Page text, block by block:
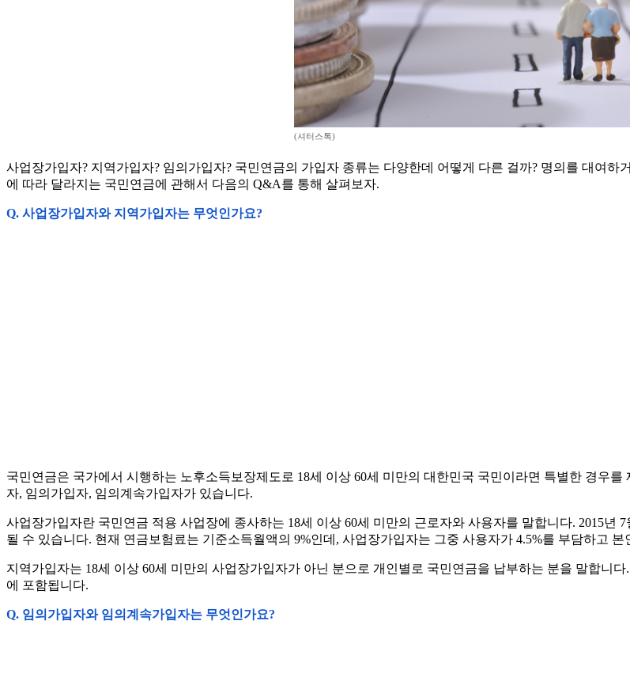
(셔터스톡)
사업장가입자? 지역가입자? 임의가입자? 국민연금의 가입자 종류는 다양한데 어떻게 다른 걸까? 명의를 대여
에 따라 달라지는 국민연금에 관해서 다음의 Q&A를 통해 살펴보자.
Q. 사업장가입자와 지역가입자는 무엇인가요?
국민연금은 국가에서 시행하는 노후소득보장제도로 18세 이상 60세 미만의 대한민국 국민이라면 특별한 경우
자, 임의가입자, 임의계속가입자가 있습니다.
사업장가입자란 국민연금 적용 사업장에 종사하는 18세 이상 60세 미만의 근로자와 사용자를 말합니다. 2015년
될 수 있습니다. 현재 연금보험료는 기준소득월액의 9%인데, 사업장가입자는 그중 사용자가 4.5%를 부담하고
지역가입자는 18세 이상 60세 미만의 사업장가입자가 아닌 분으로 개인별로 국민연금을 납부하는 분을 말합니
에 포함됩니다.
Q. 임의가입자와 임의계속가입자는 무엇인가요?